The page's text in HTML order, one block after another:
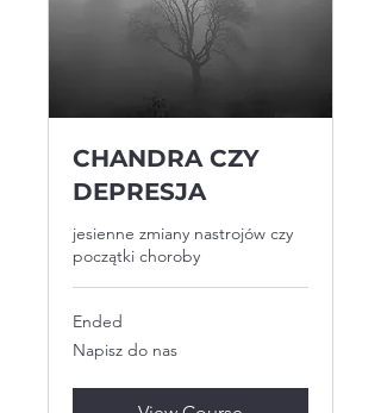
CHANDRA CZY
DEPRESJA
jesienne zmiany nastrojów czy
początki choroby
Ended
Napisz
do
Napisz do nas